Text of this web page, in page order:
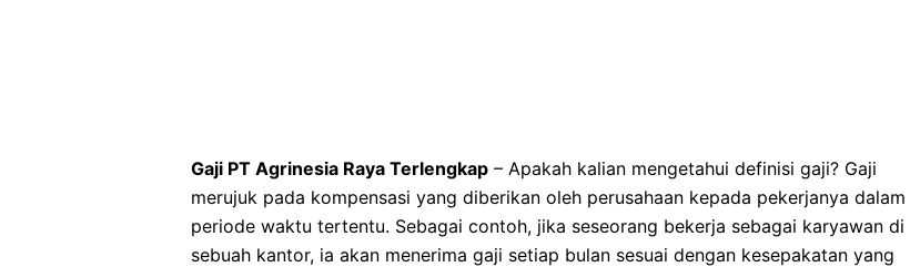
Gaji PT Agrinesia Raya Terlengkap – Apakah kalian mengetahui definisi gaji? Gaji
merujuk pada kompensasi yang diberikan oleh perusahaan kepada pekerjanya dalam
periode waktu tertentu. Sebagai contoh, jika seseorang bekerja sebagai karyawan di
sebuah kantor, ia akan menerima gaji setiap bulan sesuai dengan kesepakatan yang